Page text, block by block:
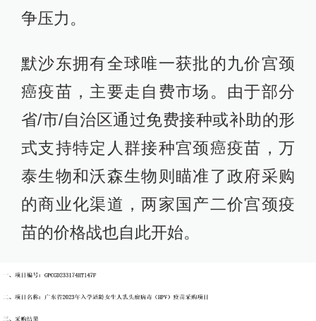
争压力。
默沙东拥有全球唯一获批的九价宫颈
癌疫苗，主要走自费市场。由于部分
省/市/自治区通过免费接种或补助的形
式支持特定人群接种宫颈癌疫苗，万
泰生物和沃森生物则瞄准了政府采购
的商业化渠道，两家国产二价宫颈疫
苗的价格战也自此开始。